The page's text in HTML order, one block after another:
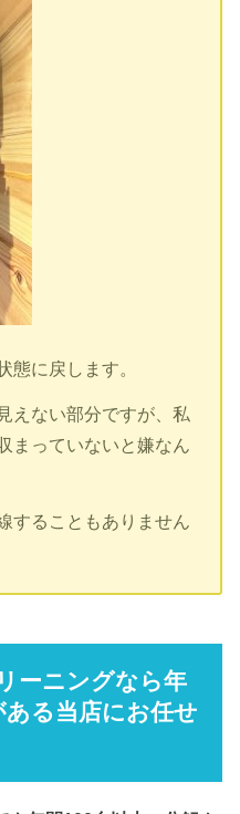
態に戻します。
えない部分ですが、私
まっていないと嫌なん
することもありません
ーニングなら年
ある当店にお任せ